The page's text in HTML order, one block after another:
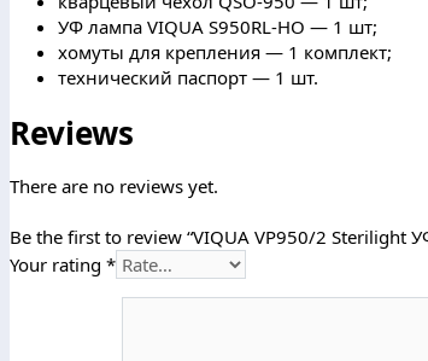
УФ лампа VIQUA S950RL-HO — 1 шт;
хомуты для крепления — 1 комплект;
технический паспорт — 1 шт.
Reviews
There are no reviews yet.
Be the first to review “VIQUA VP950/2 Sterilight
Your rating *